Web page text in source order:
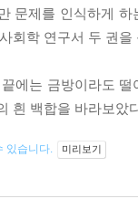
문제를 인식하게
회학 연구서 두 권
에는 금방이라도
흰 백합을 바라보았
있습니다. 미리보기